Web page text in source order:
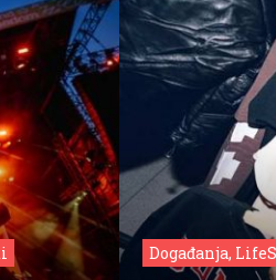
Događanja,